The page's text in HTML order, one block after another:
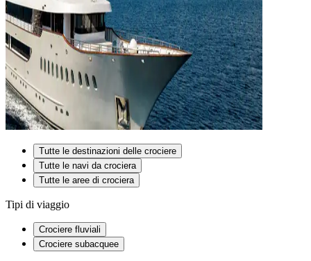
Tutte le destinazioni delle crociere
Tutte le navi da crociera
Tutte le aree di crociera
Tipi di viaggio
Crociere fluviali
Crociere subacquee